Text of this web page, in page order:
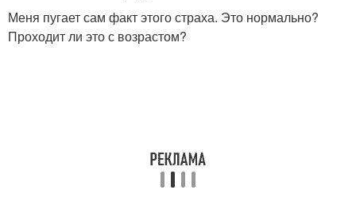
Меня пугает сам факт этого страха. Это нормально?
Проходит ли это с возрастом?